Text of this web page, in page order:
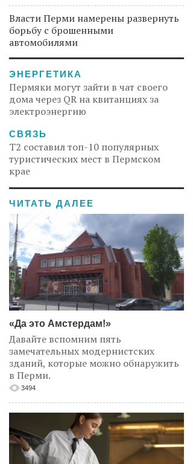
Власти Перми намерены развернуть
борьбу с брошенными
автомобилями
ЭНЕРГЕТИКА
Пермяки могут зайти в чат своего
дома через QR на квитанциях за
электроэнергию
СВЯЗЬ
Т2 составил топ-10 популярных
туристических мест в Пермском
крае
ЧИТАТЬ ДАЛЕЕ
«Да это Амстердам!»
Давайте вспомним пять
замечательных модернистских
зданий, которые можно обнаружить
в Перми.
3494